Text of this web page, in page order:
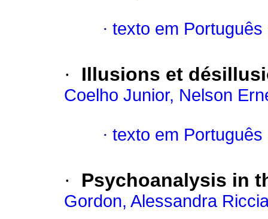
· texto em Português
· Illusions et
Coelho Junior, Nelson
· texto em Português
· Psychoanalysis in
Gordon, Alessandra